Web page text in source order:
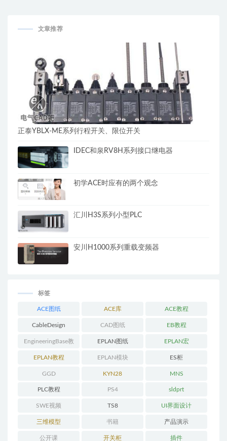
文章推荐
正泰YBLX-ME系列行程开关、限位开关
IDEC和泉RV8H系列接口继电器
初学ACE时应有的两个观念
汇川H3S系列小型PLC
安川H1000系列重载变频器
标签
ACE图纸 ACE库 ACE教程
CableDesign CAD图纸 EB教程
EngineeringBase教
程
EPLAN图纸 EPLAN宏
EPLAN教程 EPLAN模块 ES柜
GGD KYN28 MNS
PLC教程 PS4 sldprt
SWE视频 TS8 UI界面设计
三维模型 书籍 产品演示
公开课 开关柜 插件